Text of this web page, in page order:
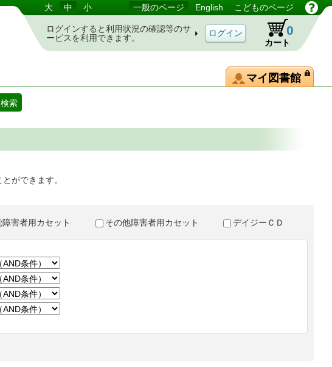
大 中 小 一般のページ English こどものページ
ログインすると利用状況の確認等のサ
ービスを利用できます。
カート
0
マイ図書館
索
とができます。
障害者用カセット その他障害者用カセット デイジーＣＤ